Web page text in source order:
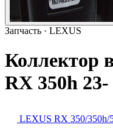
Запчасть · LEXUS
Коллектор
RX 350h 23-
LEXUS RX 350/350h/